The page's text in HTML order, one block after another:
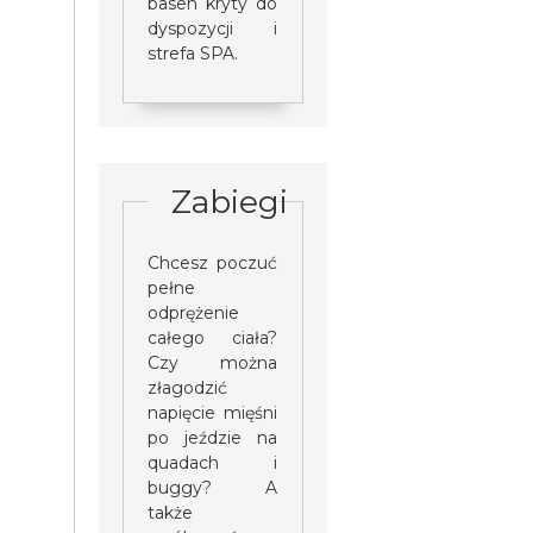
dyspozycji i
strefa SPA.
Zabiegi
Chcesz poczuć
pełne
odprężenie
całego ciała?
Czy można
złagodzić
napięcie mięśni
po jeździe na
quadach i
buggy? A
także